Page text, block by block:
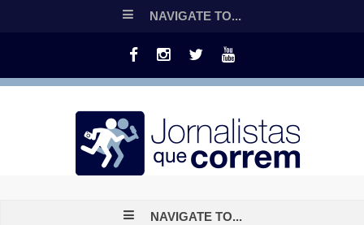
NAVIGATE TO...
NAVIGATE TO...